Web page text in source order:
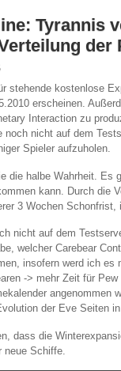
Tyrannis
der
stehende kostenlose
erscheinen.
Interaction zu
noch nicht auf dem
Spieler aufzuholen.
die halbe Wahrheit.
kann. Durch die
3 Wochen
nicht auf dem
welcher Carebear
insofern werd ich es
-> mehr Zeit für
angenommen
der Eve Seiten
dass die
neue Schiffe.